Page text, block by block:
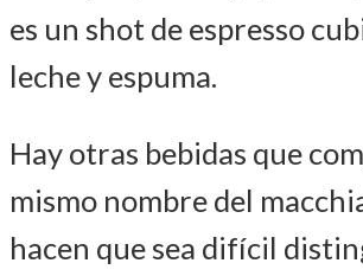
es un shot de espresso
leche y espuma.
Hay otras bebidas que
mismo nombre del
hacen que sea difícil